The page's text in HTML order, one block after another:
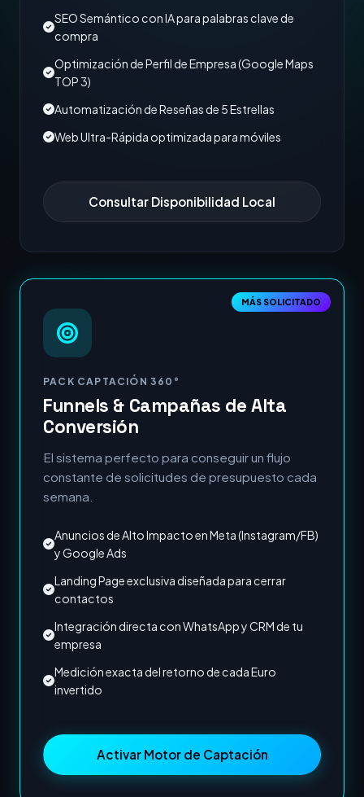
SEO Semántico con IA para palabras clave de
compra
Optimización de Perfil de Empresa (Google Maps
TOP 3)
Automatización de Reseñas de 5 Estrellas
Web Ultra-Rápida optimizada para móviles
Consultar Disponibilidad Local
MÁS SOLICITADO
PACK CAPTACIÓN 360°
Funnels & Campañas de Alta
Conversión
El sistema perfecto para conseguir un flujo
constante de solicitudes de presupuesto cada
semana.
Anuncios de Alto Impacto en Meta (Instagram/FB)
y Google Ads
Landing Page exclusiva diseñada para cerrar
contactos
Integración directa con WhatsApp y CRM de tu
empresa
Medición exacta del retorno de cada Euro
invertido
Activar Motor de Captación